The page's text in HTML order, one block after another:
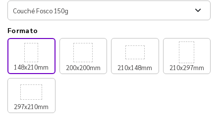
Formato
148x210mm 200x200mm 210x148mm 210x297mm
297x210mm